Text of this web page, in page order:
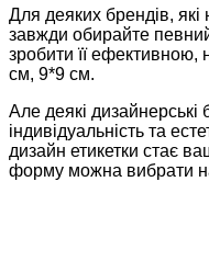
Для деяких брендів, які
завжди обирайте
зробити її
см, 9*9 см.
Але деякі
індивідуальність та
дизайн етикетки стає
форму можна вибрати